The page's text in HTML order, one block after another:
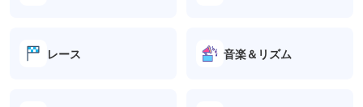
レース 音楽＆リズム